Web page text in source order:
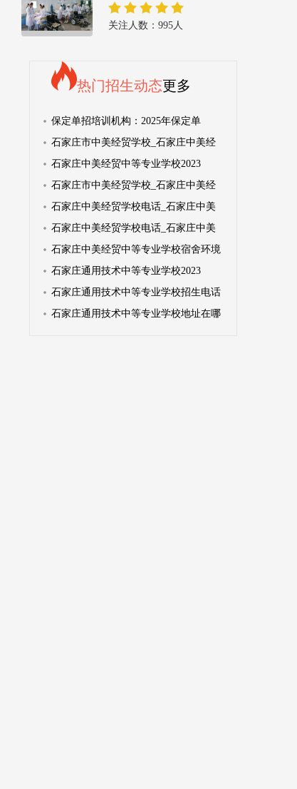
关注人数：995人
热门招生动态更多
保定单招培训机构：2025年保定单
石家庄市中美经贸学校_石家庄中美经
石家庄中美经贸中等专业学校2023
石家庄市中美经贸学校_石家庄中美经
石家庄中美经贸学校电话_石家庄中美
石家庄中美经贸学校电话_石家庄中美
石家庄中美经贸中等专业学校宿舍环境
石家庄通用技术中等专业学校2023
石家庄通用技术中等专业学校招生电话
石家庄通用技术中等专业学校地址在哪